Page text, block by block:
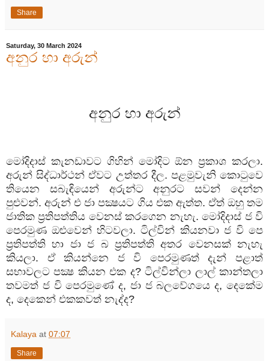
Share
Saturday, 30 March 2024
අනුර හා අරුන්
අනුර හා අරුන්
මෝදිදාස් කැනඩාවට ගිහින් මෝදිට ඕන ප්‍රකාශ කරලා.
අරුන් සිද්ධාර්ථන් ඒවට උත්තර දීල. පළමුවැනි කොටුවෙ
තියෙන
සබැඳියෙන් අරුන්ට අනුරට සවන්
දෙන්න
පුළුවන්.අරුන් එ ජා පක්‍ෂයට ගිය එක ඇත්ත. ඒත් ඔහු තම
ජාතික ප්‍රතිපත්තිය වෙනස් කරගෙන නැහැ.මෝදිදාස් ජ වි
පෙරමුණ ඔළුවෙන් හිටවලා.ටිල්වින් කියනවා ජ වි පෙ
ප්‍රතිපත්ති හා ජා ජ බ ප්‍රතිපත්ති අතර වෙනසක් නැහැ
කියලා. ඒ කියන්නෙ ජ වි පෙරමුණත් දැන්
පළාත්
සභාවලට පක්‍ෂ කියන එක ද?ටිල්වින්ලා ලාල් කාන්තලා
තවමත් ජ වි පෙරමුණේ ද, ජා ජ බලවේගයෙ ද,දෙකේම
ද, දෙකෙන් එකකවත් නැද්ද?
Kalaya at 07:07
Share